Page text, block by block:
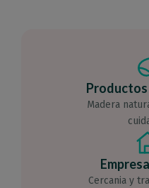
Madera
Cercania y